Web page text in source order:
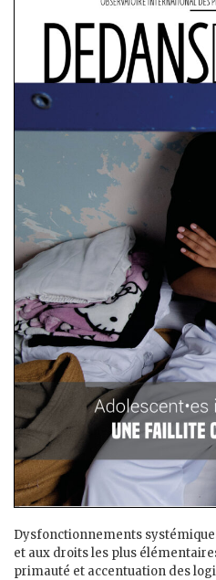
Dysfonctionnements
et aux droits les plus
primauté et accentuation des